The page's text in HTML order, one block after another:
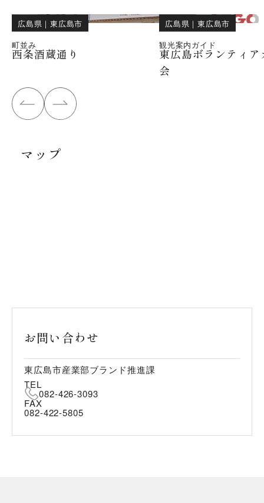
広島県 ｜東広島市
町並み
西条酒蔵通り
広島県 ｜東広島市
観光案内ガイド
東広島ボランティ
会
マップ
お問い合わせ
東広島市産業部ブランド推進課
TEL
082-426-3093
FAX
082-422-5805